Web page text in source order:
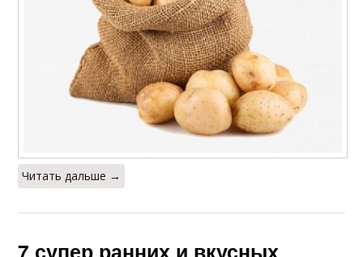
Читать дальше →